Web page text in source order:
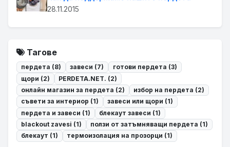
28.11.2015
Тагове
пердета (8) завеси (7)
готови пердета (3)
щори (2)
PERDETA.NET. (2)
онлайн магазин за пердета (2)
избор на пердета (2)
съвети за интериор (1)
завеси или щори (1)
пердета и завеси (1)
блекаут завеси (1)
blackout zavesi (1)
ползи от затъмняващи пердета (1)
блекаут (1)
термоизолация на прозорци (1)